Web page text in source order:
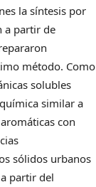
la síntesis por
a partir de
método. Como
solubles
similar a
con
sólidos urbanos
partir del